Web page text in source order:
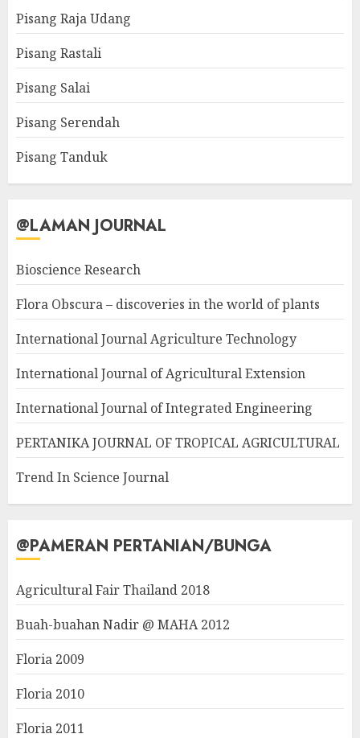
Pisang Raja Udang
Pisang Rastali
Pisang Salai
Pisang Serendah
Pisang Tanduk
@LAMAN JOURNAL
Bioscience Research
Flora Obscura – discoveries in the world of plants
International Journal Agriculture Technology
International Journal of Agricultural Extension
International Journal of Integrated Engineering
PERTANIKA JOURNAL OF TROPICAL AGRICULTURAL
Trend In Science Journal
@PAMERAN PERTANIAN/BUNGA
Agricultural Fair Thailand 2018
Buah-buahan Nadir @ MAHA 2012
Floria 2009
Floria 2010
Floria 2011